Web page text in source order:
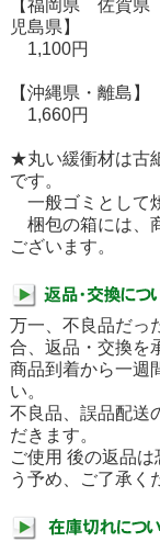
【福岡県 佐賀
児島県】
1,100円
【沖縄県・離島】
1,660円
★丸い緩衝材は古
です。
一般ゴミとして
梱包の箱には、
ございます。
万一、不良品だっ
合、返品・交換を
商品到着から一週
い。
不良品、誤品配送
だきます。
ご使用 後の返品
う予め、ご了承く